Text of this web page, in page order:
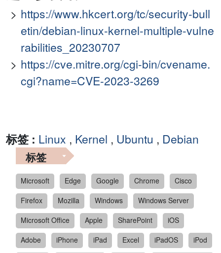
https://www.hkcert.org/tc/security-bull
etin/debian-linux-kernel-multiple-vulne
rabilities_20230707
https://cve.mitre.org/cgi-bin/cvename.
cgi?name=CVE-2023-3269
标签 : Linux , Kernel , Ubuntu , Debian
标签
Microsoft Edge Google Chrome
Cisco
Firefox
Mozilla Windows
Windows Server
Microsoft Office
Apple SharePoint
iOS
Adobe
iPhone iPad Excel iPadOS
iPod